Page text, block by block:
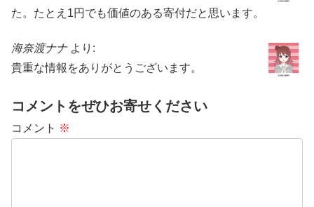
た。たとえ1円でも価値のある寄付だと思います。
海奈渡ナナ より:
貴重な情報をありがとうございます。
コメントをぜひお寄せください
コメント ※